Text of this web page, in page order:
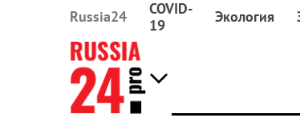
Russia24
COVID-
19
Экология